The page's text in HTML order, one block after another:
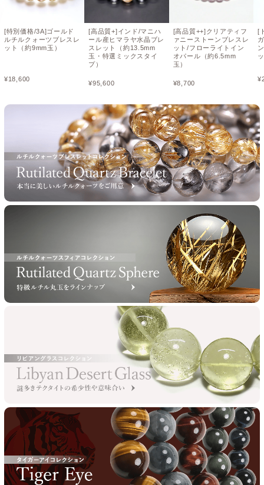
[特別価格/3A]ゴールド
ルチルクォーツブレスレ
ット（約9mm玉）
¥18,600
[高品質+]インド/マニハ
ール産ヒマラヤ水晶ブレ
スレット（約13.5mm
玉・特選ミックスタイ
プ）
¥95,600
[高品質++]クリアティフ
ァニーストーンブレスレ
ット/フローライトイン
オパール（約6.5mm
玉）
¥8,700
[
¥